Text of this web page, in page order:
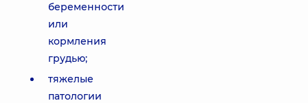
беременности
или
кормления
грудью;
тяжелые
патологии